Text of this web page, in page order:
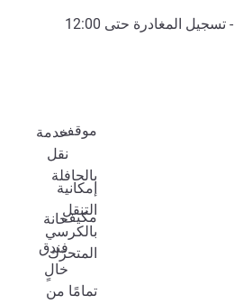
- تسجيل المغادرة حتى 12:00
موقفخدمة
نقل
بالحافلة
إمكانية
التنقل
بالكرسي
المتحرّك
مكيفحانة
فندق
خالٍ
تمامًا من